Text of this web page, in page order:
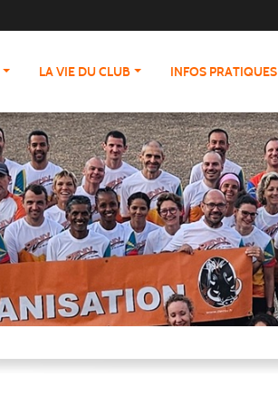
LA VIE DU CLUB INFOS PRATIQUES